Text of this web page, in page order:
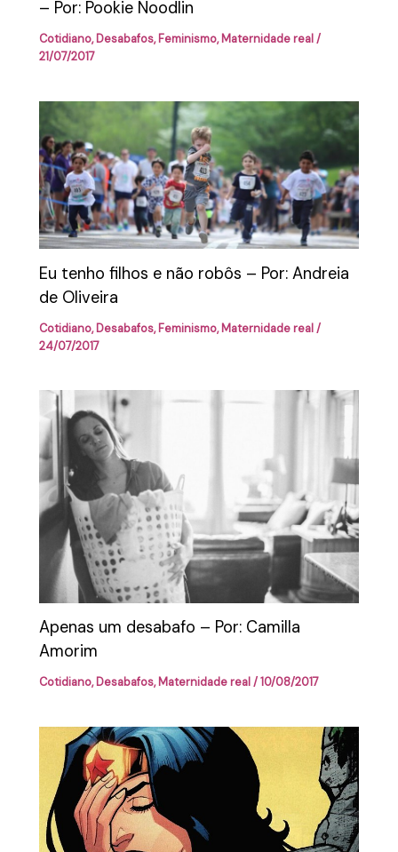
– Por: Pookie Noodlin
Cotidiano,Desabafos,Feminismo,Maternidade real/
21/07/2017
Eu tenho filhos e não robôs – Por: Andreia
de Oliveira
Cotidiano,Desabafos,Feminismo,Maternidade real/
24/07/2017
Apenas um desabafo – Por: Camilla
Amorim
Cotidiano,Desabafos,Maternidade real/10/08/2017